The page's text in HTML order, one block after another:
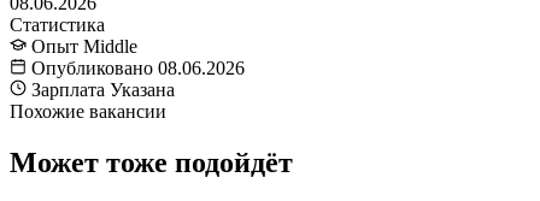
Статистика
Опыт Middle
Опубликовано 08.06.2026
Зарплата Указана
Похожие вакансии
Может тоже подойдёт